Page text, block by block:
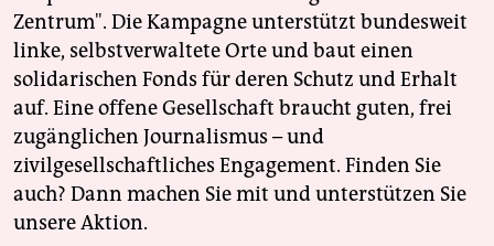
Zentrum". Die Kampagne unterstützt bundesweit
linke, selbstverwaltete Orte und baut einen
solidarischen Fonds für deren Schutz und Erhalt
auf. Eine offene Gesellschaft braucht guten, frei
zugänglichen Journalismus – und
zivilgesellschaftliches Engagement. Finden Sie
auch? Dann machen Sie mit und unterstützen Sie
unsere Aktion.